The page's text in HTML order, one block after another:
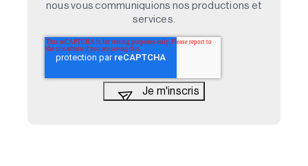
nous vous communiquions nos productions et
services.